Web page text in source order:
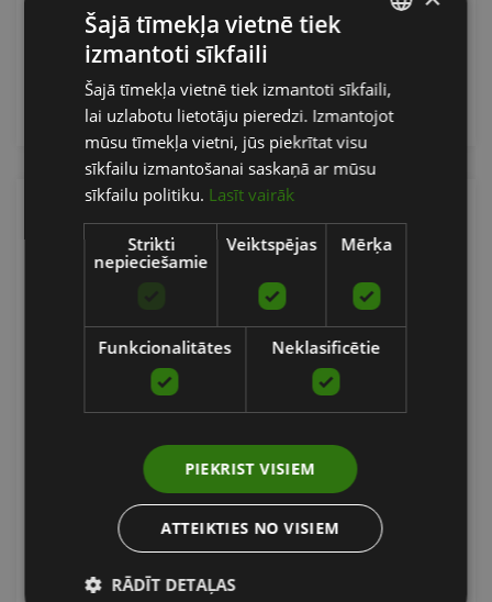
13.93€
pievienot grozam
36.31€
ENGLISH
RUSSIAN
Šajā tīmekļa vietnē tiek
izmantoti sīkfaili
Šajā tīmekļa vietnē tiek izmantoti sīkfaili,
lai uzlabotu lietotāju pieredzi. Izmantojot
mūsu tīmekļa vietni, jūs piekrītat visu
sīkfailu izmantošanai saskaņā ar mūsu
sīkfailu politiku. Lasīt vairāk
Strikti
nepieciešamie
Veiktspējas Mērķa
Funkcionalitātes Neklasificētie
PIEKRIST VISIEM
ATTEIKTIES NO VISIEM
RĀDĪT DETAĻAS